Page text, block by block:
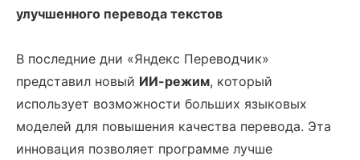
улучшенного перевода текстов
В последние дни «Яндекс Переводчик»
представил новый ИИ-режим, который
использует возможности больших языковых
моделей для повышения качества перевода. Эта
инновация позволяет программе лучше